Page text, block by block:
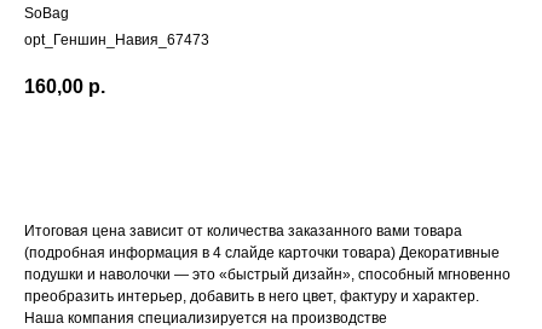
SoBag
opt_Геншин_Навия_67473
160,00 р.
Итоговая цена зависит от количества заказанного вами товара
(подробная информация в 4 слайде карточки товара) Декоративные
подушки и наволочки — это «быстрый дизайн», способный мгновенно
преобразить интерьер, добавить в него цвет, фактуру и характер.
Наша компания специализируется на производстве